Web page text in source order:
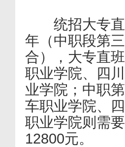
统招大专直
年（中职段第
合），大专直
职业学院、四
业学院；中职
车职业学院、
职业学院则需
12800元。